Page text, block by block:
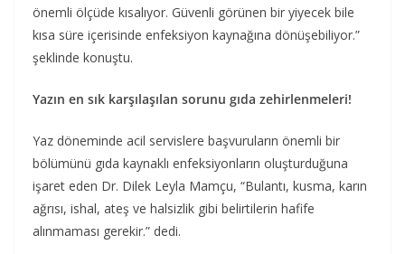
önemli ölçüde kısalıyor. Güvenli görünen bir yiyecek bile
kısa süre içerisinde enfeksiyon kaynağına dönüşebiliyor.”
şeklinde konuştu.
Yazın en sık karşılaşılan sorunu gıda zehirlenmeleri!
Yaz döneminde acil servislere başvuruların önemli bir
bölümünü gıda kaynaklı enfeksiyonların oluşturduğuna
işaret eden Dr. Dilek Leyla Mamçu, “Bulantı, kusma, karın
ağrısı, ishal, ateş ve halsizlik gibi belirtilerin hafife
alınmaması gerekir.” dedi.